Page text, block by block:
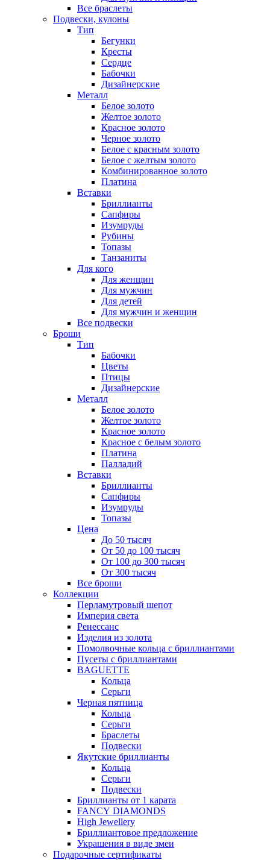
Все браслеты
Подвески, кулоны
Тип
Бегунки
Кресты
Сердце
Бабочки
Дизайнерские
Металл
Белое золото
Желтое золото
Красное золото
Черное золото
Белое с красным золото
Белое с желтым золото
Комбинированное золото
Платина
Вставки
Бриллианты
Сапфиры
Изумруды
Рубины
Топазы
Танзаниты
Для кого
Для женщин
Для мужчин
Для детей
Для мужчин и женщин
Все подвески
Броши
Тип
Бабочки
Цветы
Птицы
Дизайнерские
Металл
Белое золото
Желтое золото
Красное золото
Красное с белым золото
Платина
Палладий
Вставки
Бриллианты
Сапфиры
Изумруды
Топазы
Цена
До 50 тысяч
От 50 до 100 тысяч
От 100 до 300 тысяч
От 300 тысяч
Все броши
Коллекции
Перламутровый шепот
Империя света
Ренессанс
Изделия из золота
Помолвочные кольца с бриллиантами
Пусеты с бриллиантами
BAGUETTE
Кольца
Серьги
Черная пятница
Кольца
Серьги
Браслеты
Подвески
Якутские бриллианты
Кольца
Серьги
Подвески
Бриллианты от 1 карата
FANCY DIAMONDS
High Jewellery
Бриллиантовое предложение
Украшения в виде змеи
Подарочные сертификаты